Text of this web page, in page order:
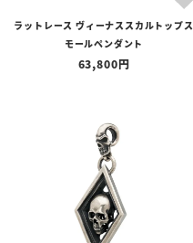
ラットレース ヴィーナススカルトップス
モールペンダント
63,800